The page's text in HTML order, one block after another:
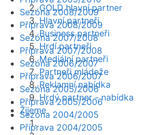
GOLD hlavní partner
Hlavní partneři
Business partneři
Hrdí partneři
Mediální partneři
Partneři mládeže
Reklamní nabídka
Hrdý partner - nabídka
Žijeme
Sezóna 2008/2009
Příprava 2008/2009
Sezóna 2007/2008
Příprava 2007/2008
Sezóna 2006/2007
Příprava 2006/2007
Sezóna 2005/2006
Příprava 2005/2006
Sezóna 2004/2005
Příprava 2004/2005